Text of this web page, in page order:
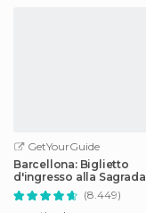
GetYourGuide
Barcellona: Biglietto
d'ingresso alla Sagrada
Familia con audioguida
(8.449)